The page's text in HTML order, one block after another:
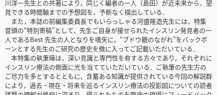
川洋一先生との共著により，同じく編者の一人（島田）が近未来から，望
見できる時間軸までの予想図を，予断なく描出している．
また，本誌の前編集委員長でもいらっしゃる河盛隆造先生には，特集
冒頭の“特別寄稿”として，先生ご自身が接せられたインスリン発見者の一
人であるBest 先生の人となりを嚆矢に，“ブドウ糖のながれ”をバックボ
ーンとする先生のご研究の歴史を微に入ってご記載いただいている．
本特集の執筆陣は，深い見識と専門性を有する方々であり，それぞれに
インスリン療法の側面に光を当てていただいている．ご執筆の先生方の
ご尽力を多とするとともに，含蓄ある知識が提供されている今回の解説群
により，過去・現在・将来を巡るインスリン療法の投影図についての読者